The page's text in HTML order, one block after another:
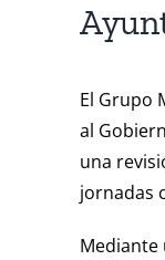
grande
El Grupo
al
una
jornadas
Mediante